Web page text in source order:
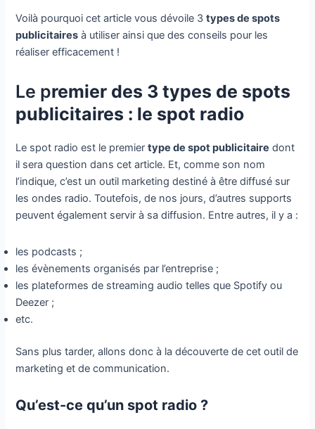
Voilà pourquoi cet article vous dévoile 3types de spots
publicitaires à utiliser ainsi que des conseils pour les
réaliser efficacement !
Le premier des 3 types de spots
publicitaires : le spot radio
Le spot radio est le premiertype de spot publicitaire dont
il sera question dans cet article. Et, comme son nom
l’indique, c’est un outil marketing destiné à être diffusé sur
les ondes radio. Toutefois, de nos jours, d’autres supports
peuvent également servir à sa diffusion. Entre autres, il y a :
les podcasts ;
les évènements organisés par l’entreprise ;
les plateformes de streaming audio telles que Spotify ou
Deezer ;
etc.
Sans plus tarder, allons donc à la découverte de cet outil de
marketing et de communication.
Qu’est-ce qu’un spot radio ?